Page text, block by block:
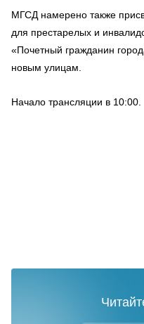
МГСД намерено также
для престарелых и
«Почетный гражданин
новым улицам.
Начало трансляции в 10:00.